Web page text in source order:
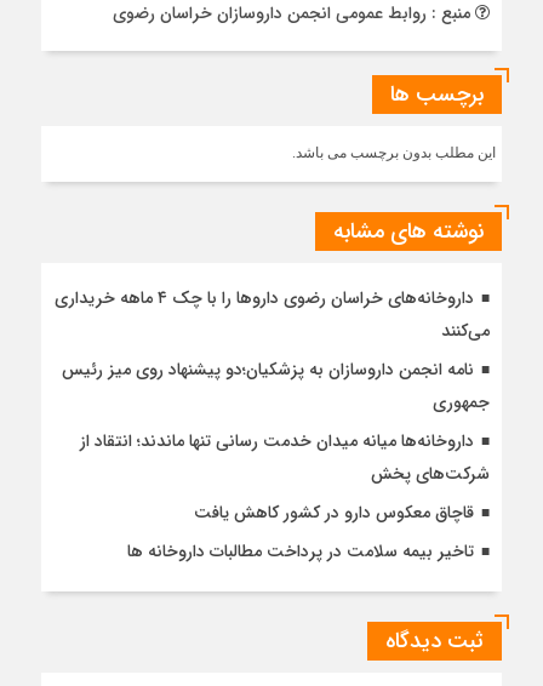
منبع : روابط عمومی انجمن داروسازان خراسان رضوی
برچسب ها
این مطلب بدون برچسب می باشد.
نوشته های مشابه
داروخانه‌های خراسان رضوی داروها را با چک ۴ ماهه خریداری
می‌کنند
نامه انجمن داروسازان به پزشکیان؛دو پیشنهاد روی میز رئیس
جمهوری
داروخانه‌ها میانه میدان خدمت رسانی تنها ماندند؛ انتقاد از
شرکت‌های پخش
قاچاق معکوس دارو در کشور کاهش یافت
تاخیر بیمه سلامت در پرداخت مطالبات داروخانه ها
ثبت دیدگاه